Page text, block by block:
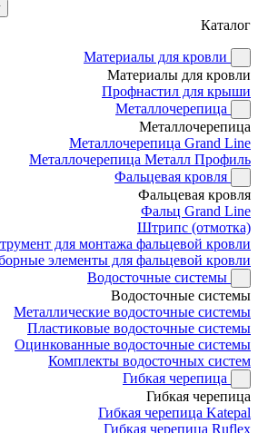
Каталог
Материалы для кровли
Материалы для кровли
Профнастил для крыши
Металлочерепица
Металлочерепица
Металлочерепица Grand Line
Металлочерепица Металл Профиль
Фальцевая кровля
Фальцевая кровля
Фальц Grand Line
Штрипс (отмотка)
для монтажа фальцевой кровли
элементы для фальцевой кровли
Водосточные системы
Водосточные системы
Металлические водосточные системы
Пластиковые водосточные системы
Оцинкованные водосточные системы
Комплекты водосточных систем
Гибкая черепица
Гибкая черепица
Гибкая черепица Katepal
Гибкая черепица Ruflex